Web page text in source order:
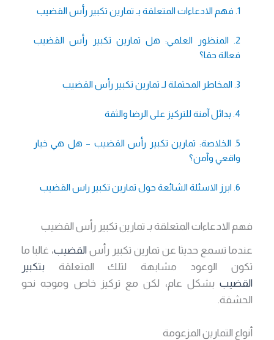
1. فهم الادعاءات المتعلقة بـ تمارين تكبير رأس القضيب
2. المنظور العلمي: هل تمارين تكبير رأس القضيب
فعالة حقا؟
3. المخاطر المحتملة لـ تمارين تكبير رأس القضيب
4. بدائل آمنة للتركيز على الرضا والثقة
5. الخلاصة: تمارين تكبير رأس القضيب – هل هي خيار
واقعي وآمن؟
6. ابرز الاسئلة الشائعة حول تمارين تكبير راس القضيب
فهم الادعاءات المتعلقة بـ تمارين تكبير رأس القضيب
عندما تسمع حديثا عن تمارين تكبير رأس القضيب، غالبا ما
تكون الوعود مشابهة لتلك المتعلقة بتكبير
القضيب بشكل عام، لكن مع تركيز خاص وموجه نحو
الحشفة.
أنواع التمارين المزعومة